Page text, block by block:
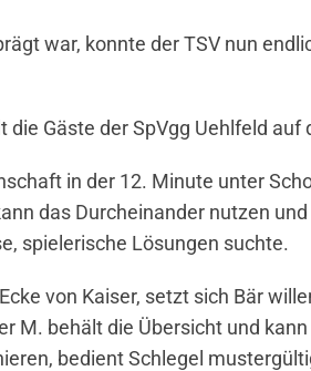
war, konnte der TSV nun
Gäste der SpVgg Uehlfeld auf
in der 12. Minute unter
das Durcheinander nutzen
spielerische Lösungen suchte.
von Kaiser, setzt sich Bär
M. behält die Übersicht und
bedient Schlegel